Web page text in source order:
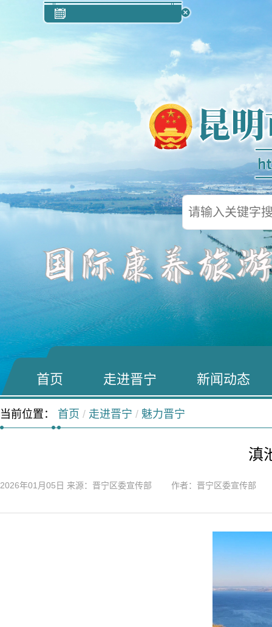
首页 走进晋宁 新闻动态
当前位置： 首页 / 走进晋宁 / 魅力晋宁
滇
2026年01月05日 来源：晋宁区委宣传部 作者：晋宁区委宣传部